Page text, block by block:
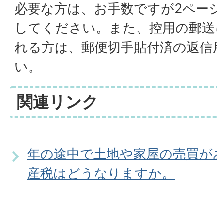
必要な方は、お手数ですが2ペー
してください。また、控用の郵
れる方は、郵便切手貼付済の返
い。
関連リンク
年の途中で土地や家屋の売買
産税はどうなりますか。